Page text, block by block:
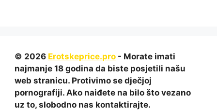
© 2026 Erotskeprice.pro - Morate imati
najmanje 18 godina da biste posjetili našu
web stranicu. Protivimo se dječjoj
pornografiji. Ako naiđete na bilo što vezano
uz to, slobodno nas kontaktirajte.